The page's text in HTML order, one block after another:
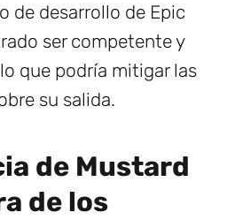
de desarrollo de Epic
ser competente y
que podría mitigar las
su salida.
de Mustard
de los